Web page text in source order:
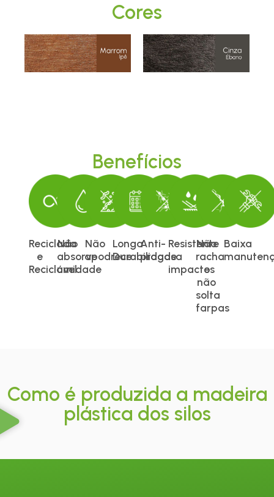
Cores
Benefícios
Reciclada
e
Reciclável
Não
absorve
umidade
Não
apodrece
Longa
Durabilidade
Anti-
pragas
Resistente
a
impactos
Não
racha
e
não
solta
farpas
Baixa
Como é produzida a madeira
plástica dos silos